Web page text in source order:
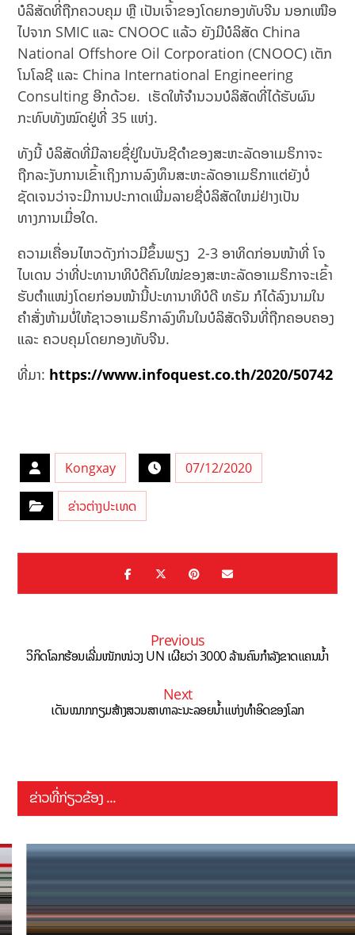
ບໍລິສັດທີ່ຖືກຄວບຄຸມ ຫຼື ເປັນເຈົ້າຂອງໂດຍກອງທັບຈີນ ນອກເໜືອ
ໄປຈາກ SMIC ແລະ CNOOC ແລ້ວ ຍັງມີບໍລິສັດ China
National Offshore Oil Corporation (CNOOC) ເຕັກ
ໂນໂລຊີ ແລະ China International Engineering
Consulting ອີກດ້ວຍ. ເຮັດໃຫ້ຈໍານວນບໍລິສັດທີ່ໄດ້ຮັບຜົນ
ກະທົບທັງໝົດຢູ່ທີ່ 35 ແຫ່ງ.
ທັງນີ້ ບໍລິສັດທີ່ມີລາຍຊື່ຢູ່ໃນບັນຊີດຳຂອງສະຫະລັດອາເມຣິກາຈະ
ຖືກລະງັບການເຂົ້າເຖິງການລົງທຶນສະຫະລັດອາເມຣິກາແຕ່ຍັງບໍ່
ຊັດເຈນວ່າຈະມີການປະກາດເພີ່ມລາຍຊື່ບໍລິສັດໃຫມ່ຢ່າງເປັນ
ທາງການເມື່ອໃດ.
ຄວາມເຄື່ອນໄຫວດັງກ່າວມີຂຶ້ນພຽງ 2-3 ອາທິດກ່ອນໜ້າທີ່ ໂຈ
ໄບເດນ ວ່າທີ່ປະທານາທິບໍດີຄົນໃໝ່ຂອງສະຫະລັດອາເມຣິກາຈະເຂົ້າ
ຮັບຕຳແໜ່ງໂດຍກ່ອນໜ້ານີ້ປະທານາທິບໍດີ ທຣັມ ກໍໄດ້ລົງນາມໃນ
ຄຳສັ່ງຫ້າມບໍ່ໃຫ້ຊາວອາເມຣິກາລົງທຶນໃນບໍລິສັດຈີນທີ່ຖືກຄອບຄອງ
ແລະ ຄວບຄຸມໂດຍກອງທັບຈີນ.
ທີ່ມາ: https://www.infoquest.co.th/2020/50742
Kongxay 07/12/2020
ຂ່າວຕ່າງປະເທດ
Previous
ວິກິດໂລກຮ້ອນເລີ່ມໜັກໜ່ວງ UN ເຜີຍວ່າ 3000 ລ້ານຄົນກຳລັງຂາດແຄນນ້ຳ
Next
ເດັນໝາກກຽມສ້າງສວນສາທາລະນະລອຍນ້ຳແຫ່ງທຳອິດຂອງໂລກ
ຂ່າວທີ່ກ່ຽວຂ້ອງ ...